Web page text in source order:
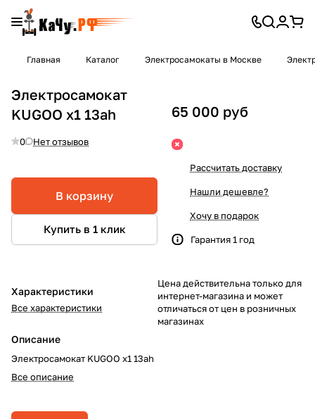
Главная Каталог Электросамокаты в Москве
Электросамокат
KUGOO x1 13ah
0 Нет отзывов
В корзину
Купить в 1 клик
Характеристики
Все характеристики
Описание
Электросамокат KUGOO x1 13ah
Все описание
65 000 руб
Рассчитать доставку
Нашли дешевле?
Хочу в подарок
Гарантия 1 год
Цена действительна только для
интернет-магазина и может
отличаться от цен в розничных
магазинах